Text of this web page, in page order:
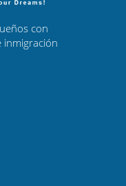
con
inmigración